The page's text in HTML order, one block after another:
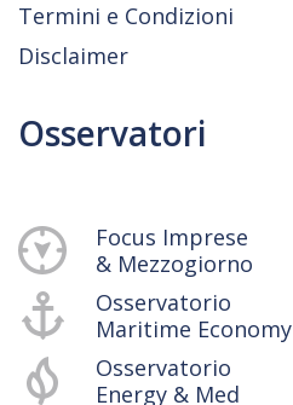
Termini e Condizioni
Disclaimer
Osservatori
Focus Imprese
& Mezzogiorno
Osservatorio
Maritime Economy
Osservatorio
Energy & Med